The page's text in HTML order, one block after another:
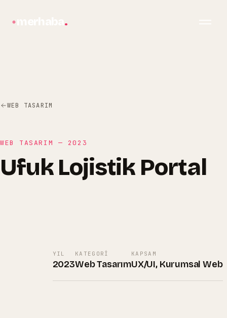
.
bilgi@merhabagrafik.com· Hopa /Artvin
WEB TASARIM
WEB TASARIM — 2023
Ufuk Lojistik Portal
YIL
2023
KATEGORI
Web Tasarım
KAPSAM
UX/UI, Kurumsal Web